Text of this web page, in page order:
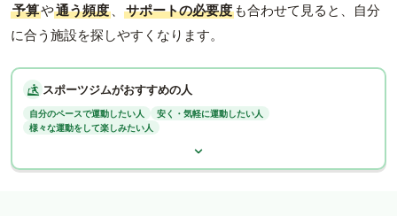
予算や通う頻度 、 サポートの必要度 も合わせて見ると、自分
に合う施設を探しやすくなります。
スポーツジムがおすすめの人
自分のペースで運動したい人
安く・気軽に運動したい人
様々な運動をして楽しみたい人